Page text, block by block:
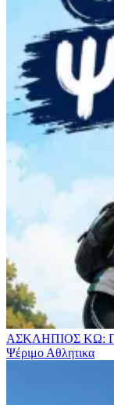
ΑΣΚΛΗΠΙΟΣ ΚΩ: Για
Ψέριμο Αθλητικα